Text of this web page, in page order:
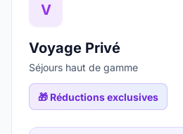
V
Voyage Privé
Séjours haut de gamme
🎁 Réductions exclusives